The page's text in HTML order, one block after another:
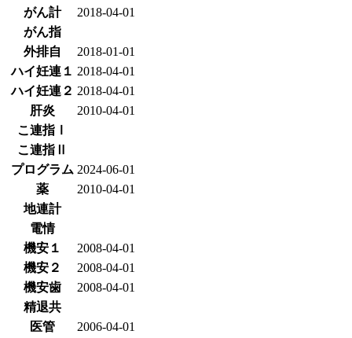
がん計
2018-04-01
がん指
外排自
2018-01-01
ハイ妊連１ 2018-04-01
ハイ妊連２ 2018-04-01
肝炎
2010-04-01
こ連指Ⅰ
こ連指Ⅱ
プログラム 2024-06-01
薬
2010-04-01
地連計
電情
機安１
2008-04-01
機安２
2008-04-01
機安歯
2008-04-01
精退共
医管
2006-04-01